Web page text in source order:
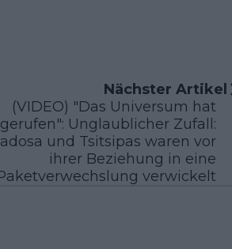
Nächster Artikel
(VIDEO) "Das Universum hat
gerufen": Unglaublicher Zufall:
und Tsitsipas waren vor
ihrer Beziehung in eine
verwickelt